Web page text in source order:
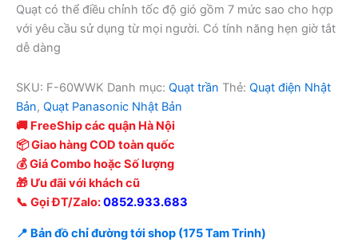
Quạt có thể điều chỉnh tốc độ gió gồm 7 mức sao cho hợp
với yêu cầu sử dụng từ mọi người. Có tính năng hẹn giờ tắt
dễ dàng
SKU: F-60WWK Danh mục: Quạt trần Thẻ: Quạt điện Nhật
Bản, Quạt Panasonic Nhật Bản
🚚 FreeShip các quận Hà Nội
📦 Giao hàng COD toàn quốc
💰 Giá Combo hoặc Số lượng
🎁 Ưu đãi với khách cũ
📞 Gọi ĐT/Zalo:0852.933.683
📍 Bản đồ chỉ đường tới shop (175 Tam Trinh)